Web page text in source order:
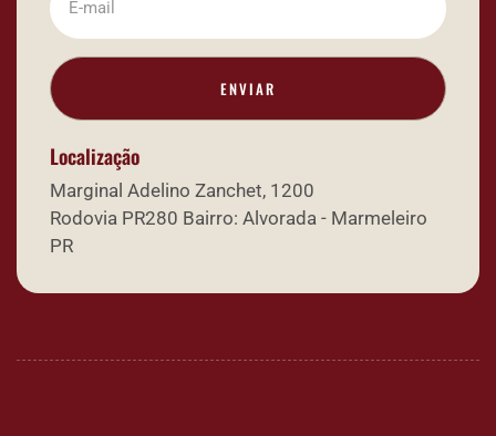
ENVIAR
Localização
Marginal Adelino Zanchet, 1200
Rodovia PR280 Bairro: Alvorada - Marmeleiro
PR